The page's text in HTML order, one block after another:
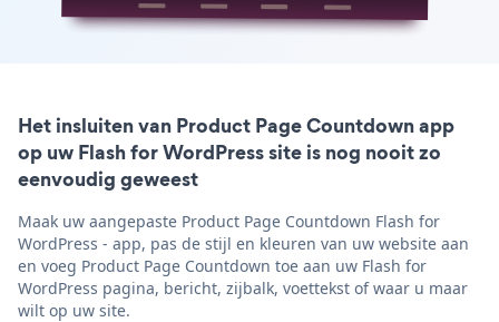
Het insluiten van Product Page Countdown app
op uw Flash for WordPress site is nog nooit zo
eenvoudig geweest
Maak uw aangepaste Product Page Countdown Flash for
WordPress - app, pas de stijl en kleuren van uw website aan
en voeg Product Page Countdown toe aan uw Flash for
WordPress pagina, bericht, zijbalk, voettekst of waar u maar
wilt op uw site.